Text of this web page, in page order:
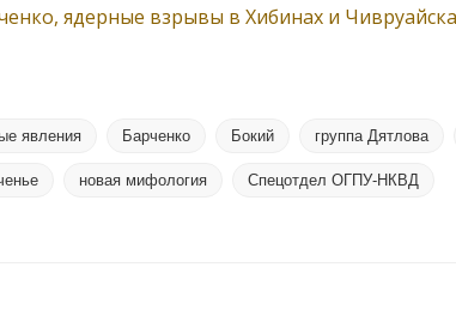
ядерные взрывы в Хибинах и
явления Барченко Бокий группа Дятлова
новая мифология Спецотдел ОГПУ-НКВД